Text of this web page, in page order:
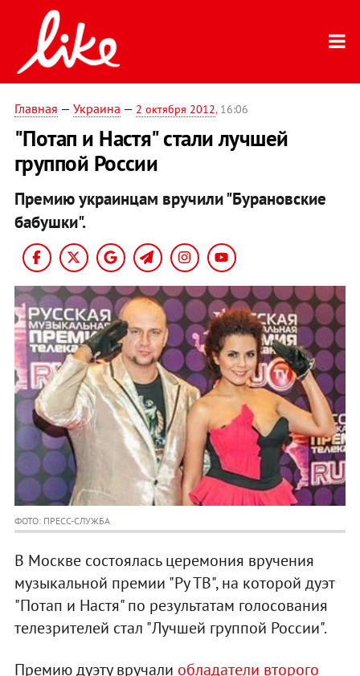
Главная — Украина — 2 октября 2012, 16:06
"Потап и Настя" стали лучшей
группой России
Премию украинцам вручили "Бурановские
бабушки".
ФОТО: ПРЕСС-СЛУЖБА
В Москве состоялась церемония вручения
музыкальной премии "Ру ТВ", на которой дуэт
"Потап и Настя" по результатам голосования
телезрителей стал "Лучшей группой России".
Премию дуэту вручали обладатели второго